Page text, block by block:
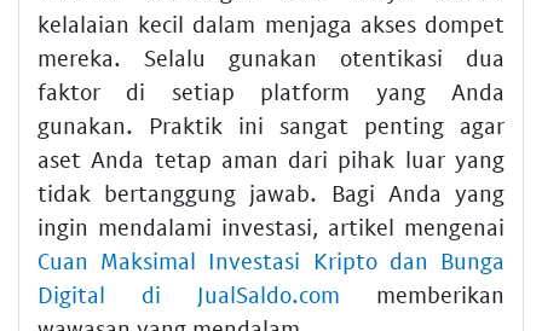
kelalaian kecil dalam menjaga akses dompet
mereka. Selalu gunakan otentikasi dua
faktor di setiap platform yang Anda
gunakan. Praktik ini sangat penting agar
aset Anda tetap aman dari pihak luar yang
tidak bertanggung jawab. Bagi Anda yang
ingin mendalami investasi, artikel mengenai
Cuan Maksimal Investasi Kripto dan Bunga
Digital di JualSaldo.com memberikan